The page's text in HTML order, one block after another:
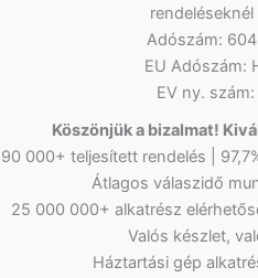
Adószám:
EU Adószám:
EV ny.
Köszönjük a bizalmat!
90 000+ teljesített rendelés |
Átlagos válaszidő
25 000 000+ alkatrész
Valós készlet,
Háztartási gép